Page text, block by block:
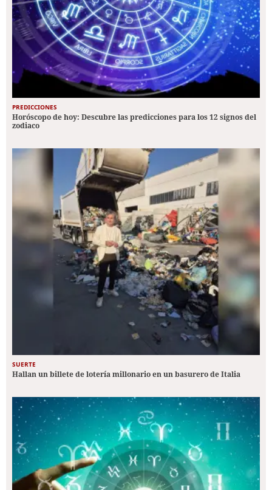
PREDICCIONES
Horóscopo de hoy: Descubre las predicciones para los 12 signos del
zodiaco
SUERTE
Hallan un billete de lotería millonario en un basurero de Italia